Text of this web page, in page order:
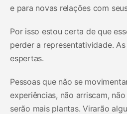
e para novas relações com
Por isso estou certa de que
perder a representatividade.
espertas.
Pessoas que não se
experiências, não arriscam,
serão mais plantas. Virarão